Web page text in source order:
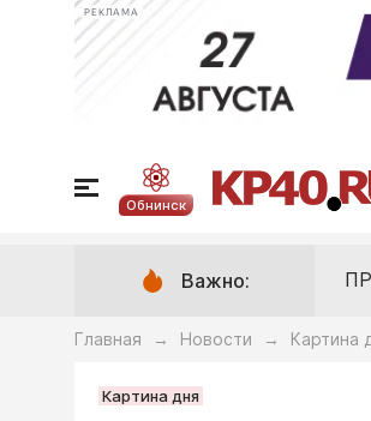
РЕКЛАМА
Обнинск
Важно:
Главная → Новости → Картина
Картина дня